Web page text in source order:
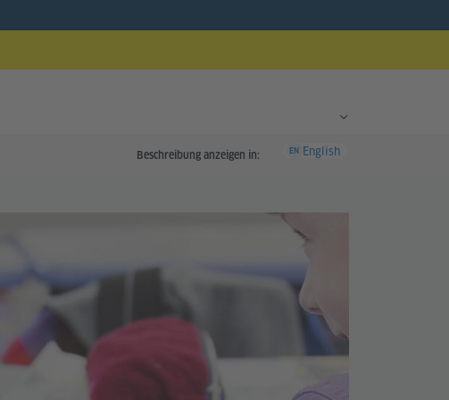
Beschreibung anzeigen in: EN English